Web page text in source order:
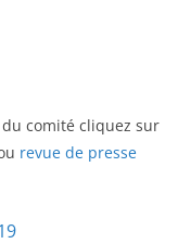
comité cliquez sur
revue de presse